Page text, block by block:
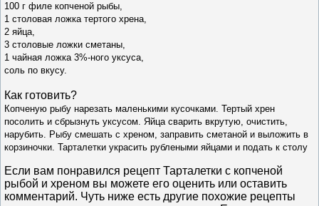
100 г филе копченой рыбы,
1 столовая ложка тертого хрена,
2 яйца,
3 столовые ложки сметаны,
1 чайная ложка 3%‑ного уксуса,
соль по вкусу.
Как готовить?
Копченую рыбу нарезать маленькими кусочками. Тертый хрен
посолить и сбрызнуть уксусом. Яйца сварить вкрутую, очистить,
нарубить. Рыбу смешать с хреном, заправить сметаной и выложить в
корзиночки. Тарталетки украсить рублеными яйцами и подать к столу
Если вам понравился рецепт Тарталетки с копченой
рыбой и хреном вы можете его оценить или оставить
комментарий. Чуть ниже есть другие похожие рецепты